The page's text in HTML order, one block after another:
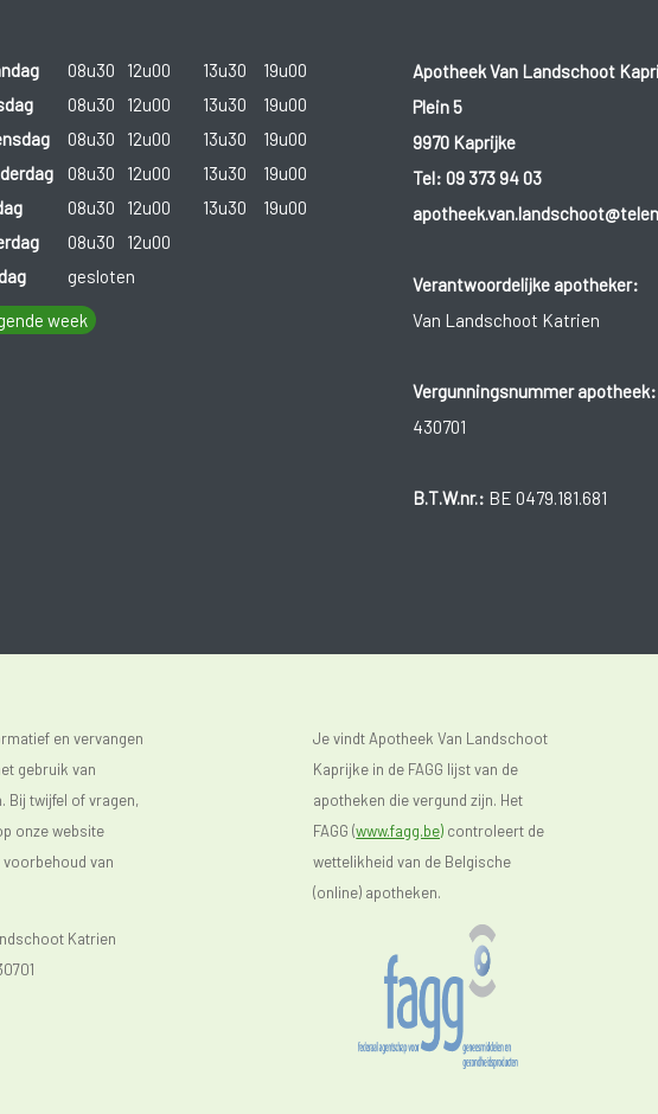
08u30 12u00 13u30
19u00
08u30 12u00 13u30
19u00
08u30 12u00 13u30
19u00
08u30 12u00 13u30
19u00
08u30 12u00 13u30
19u00
08u30
12u00
gesloten
week
Apotheek Van Landschoot
Plein 5
9970 Kaprijke
Tel: 09 373 94 03
Verantwoordelijke apotheker:
Van Landschoot Katrien
Vergunningsnummer apotheek:
430701
B.T.W.nr.: BE 0479.181.681
en vervangen
gebruik van
Bij twijfel of vragen,
onze website
van
Katrien
Je vindt Apotheek Van Landschoot
Kaprijke in de FAGG lijst van de
apotheken die vergund zijn. Het
FAGG (www.fagg.be) controleert de
wettelikheid van de Belgische
(online) apotheken.